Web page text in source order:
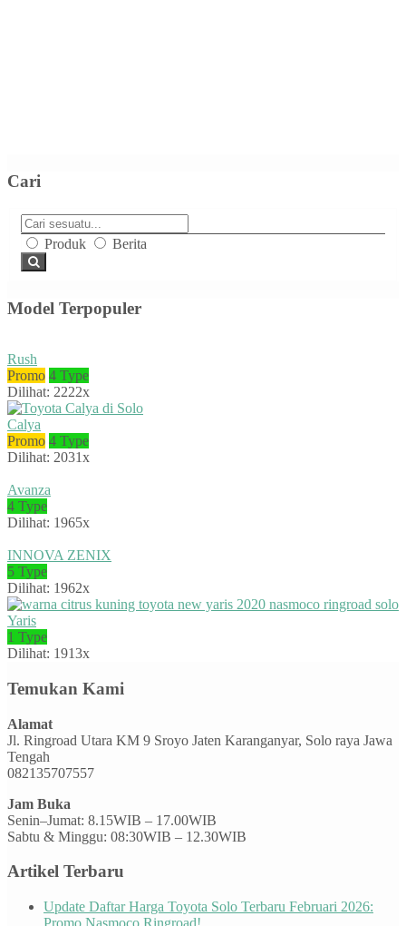
Cari
Produk Berita
Model Terpopuler
Rush
Promo 4 Type
Dilihat: 2222x
Calya
Promo 4 Type
Dilihat: 2031x
Avanza
4 Type
Dilihat: 1965x
INNOVA ZENIX
5 Type
Dilihat: 1962x
Yaris
1 Type
Dilihat: 1913x
Temukan Kami
Alamat
Jl. Ringroad Utara KM 9 Sroyo Jaten Karanganyar, Solo raya Jawa
Tengah
082135707557
Jam Buka
Senin–Jumat: 8.15WIB – 17.00WIB
Sabtu & Minggu: 08:30WIB – 12.30WIB
Artikel Terbaru
Update Daftar Harga Toyota Solo Terbaru Februari 2026: